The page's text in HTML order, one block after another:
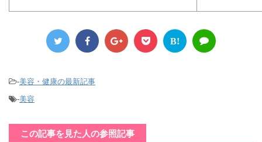
B!
-美容・健康の最新記事
-美容
この記事を見た人の参照記事